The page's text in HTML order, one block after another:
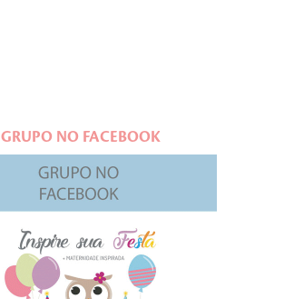
GRUPO NO FACEBOOK